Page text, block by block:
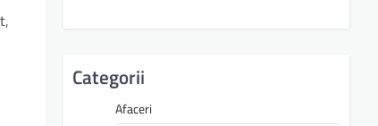
Categorii
Afaceri